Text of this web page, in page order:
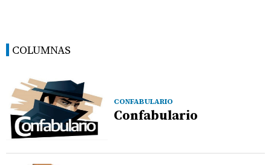
COLUMNAS
CONFABULARIO
Confabulario